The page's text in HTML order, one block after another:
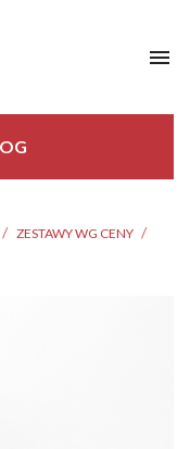

ZESTAWY WG CENY